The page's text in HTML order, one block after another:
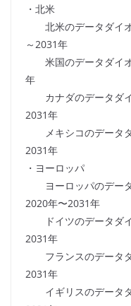
・北米
北米のデータダイオ
～2031年
米国のデータダイオ
年
カナダのデータダイ
2031年
メキシコのデータダ
2031年
・ヨーロッパ
ヨーロッパのデータ
2020年〜2031年
ドイツのデータダイ
2031年
フランスのデータダ
2031年
イギリスのデータダ